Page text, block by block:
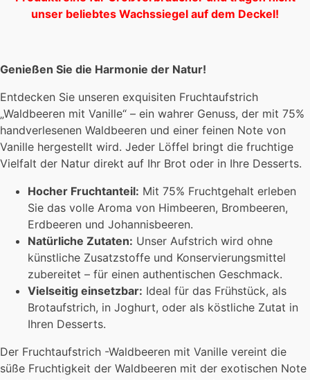
unser beliebtes Wachssiegel auf dem Deckel!
Genießen Sie die Harmonie der Natur!
Entdecken Sie unseren exquisiten Fruchtaufstrich
„Waldbeeren mit Vanille“ – ein wahrer Genuss, der mit 75%
handverlesenen Waldbeeren und einer feinen Note von
Vanille hergestellt wird. Jeder Löffel bringt die fruchtige
Vielfalt der Natur direkt auf Ihr Brot oder in Ihre Desserts.
Hocher Fruchtanteil: Mit 75% Fruchtgehalt erleben
Sie das volle Aroma von Himbeeren, Brombeeren,
Erdbeeren und Johannisbeeren.
Natürliche Zutaten: Unser Aufstrich wird ohne
künstliche Zusatzstoffe und Konservierungsmittel
zubereitet – für einen authentischen Geschmack.
Vielseitig einsetzbar: Ideal für das Frühstück, als
Brotaufstrich, in Joghurt, oder als köstliche Zutat in
Ihren Desserts.
Der Fruchtaufstrich -Waldbeeren mit Vanille vereint die
süße Fruchtigkeit der Waldbeeren mit der exotischen Note